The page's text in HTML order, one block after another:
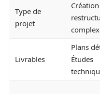
Type de
projet
Livrables
Plans
Études